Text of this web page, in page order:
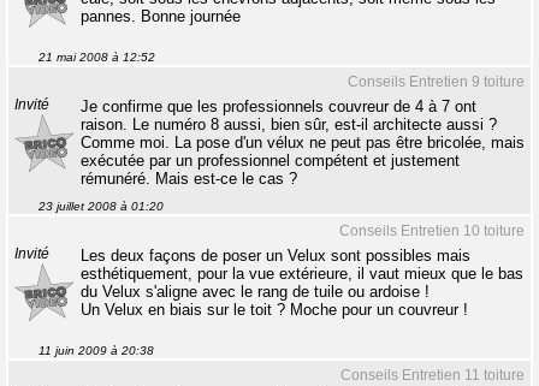
pannes. Bonne journée
21 mai 2008 à 12:52
Conseils Entretien 9 toiture
Invité
Je confirme que les professionnels couvreur de 4 à 7 ont
raison. Le numéro 8 aussi, bien sûr, est-il architecte aussi ?
Comme moi. La pose d'un vélux ne peut pas être bricolée, mais
exécutée par un professionnel compétent et justement
rémunéré. Mais est-ce le cas ?
23 juillet 2008 à 01:20
Conseils Entretien 10 toiture
Invité
Les deux façons de poser un Velux sont possibles mais
esthétiquement, pour la vue extérieure, il vaut mieux que le bas
du Velux s'aligne avec le rang de tuile ou ardoise !
Un Velux en biais sur le toit ? Moche pour un couvreur !
11 juin 2009 à 20:38
Conseils Entretien 11 toiture